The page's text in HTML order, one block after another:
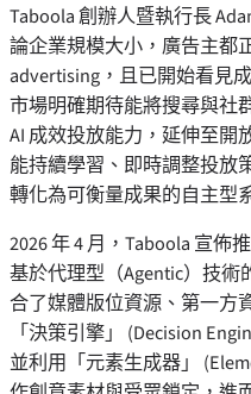
Taboola 創辦人暨執行長
論企業規模大小，廣告主都
advertising，且已開始看見
市場明確期待能將搜尋與社
AI 成效投放能力，延伸至開
能持續學習、即時調整投放
轉化為可衡量成果的自主型
2026 年 4 月，Taboola 宣佈
基於代理型（Agentic）技
合了媒體版位資源、第一方
「決策引擎」 (Decision
並利用「元素生成器」